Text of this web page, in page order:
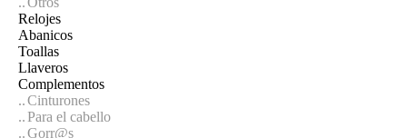
Relojes
Abanicos
Toallas
Llaveros
Complementos
Cinturones
Para el cabello
Gorr@s